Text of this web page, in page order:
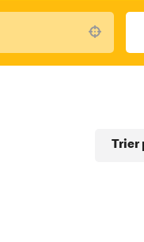
Trier